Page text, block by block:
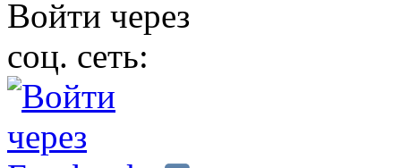
Войти через
соц. сеть: